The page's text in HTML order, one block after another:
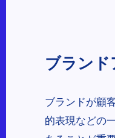
ブラン
ブランドが顧
的表現などの